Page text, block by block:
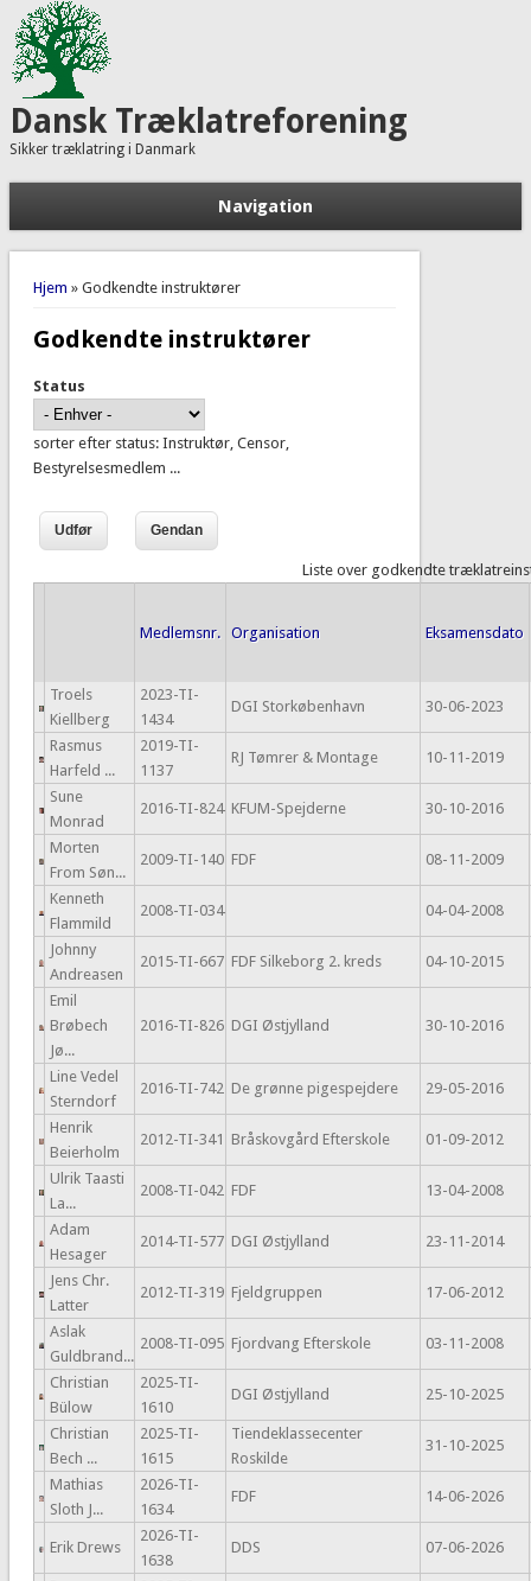
Dansk Træklatreforening
Sikker træklatring i Danmark
Navigation
Du er her
Hjem » Godkendte instruktører
Godkendte instruktører
Status
sorter efter status: Instruktør, Censor,
Bestyrelsesmedlem ...
Liste over godkendte
Medlemsnr. Organisation Eksamensdato
Troels
Kiellberg
2023-TI-
1434
DGI Storkøbenhavn 30-06-2023
Rasmus
Harfeld ...
2019-TI-
1137
RJ Tømrer & Montage 10-11-2019
Sune
Monrad
2016-TI-824 KFUM-Spejderne 30-10-2016
Morten
From Søn...
2009-TI-140 FDF 08-11-2009
Kenneth
Flammild
2008-TI-034 04-04-2008
Johnny
Andreasen
2015-TI-667 FDF Silkeborg 2. kreds 04-10-2015
Emil
Brøbech
Jø...
2016-TI-826 DGI Østjylland 30-10-2016
Line Vedel
Sterndorf
2016-TI-742 De grønne pigespejdere 29-05-2016
Henrik
Beierholm
2012-TI-341 Bråskovgård Efterskole 01-09-2012
Ulrik Taasti
La...
2008-TI-042 FDF 13-04-2008
Adam
Hesager
2014-TI-577 DGI Østjylland 23-11-2014
Jens Chr.
Latter
2012-TI-319 Fjeldgruppen 17-06-2012
Aslak
Guldbrand...
2008-TI-095 Fjordvang Efterskole 03-11-2008
Christian
Bülow
2025-TI-
1610
DGI Østjylland 25-10-2025
Christian
Bech ...
2025-TI-
1615
Tiendeklassecenter
Roskilde
31-10-2025
Mathias
Sloth J...
2026-TI-
1634
FDF 14-06-2026
Erik Drews
2026-TI-
1638
DDS 07-06-2026